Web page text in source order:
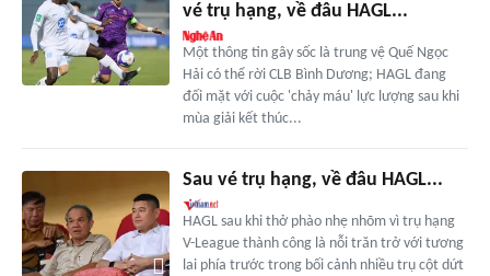
vé trụ hạng, về đâu HAGL...
Một thông tin gây sốc là trung vệ Quế Ngọc
Hải có thể rời CLB Bình Dương; HAGL đang
đối mặt với cuộc 'chảy máu' lực lượng sau khi
mùa giải kết thúc...
Sau vé trụ hạng, về đâu HAGL...
HAGL sau khi thở phào nhẹ nhõm vì trụ hạng
V-League thành công là nỗi trăn trở với tương
lai phía trước trong bối cảnh nhiều trụ cột dứt